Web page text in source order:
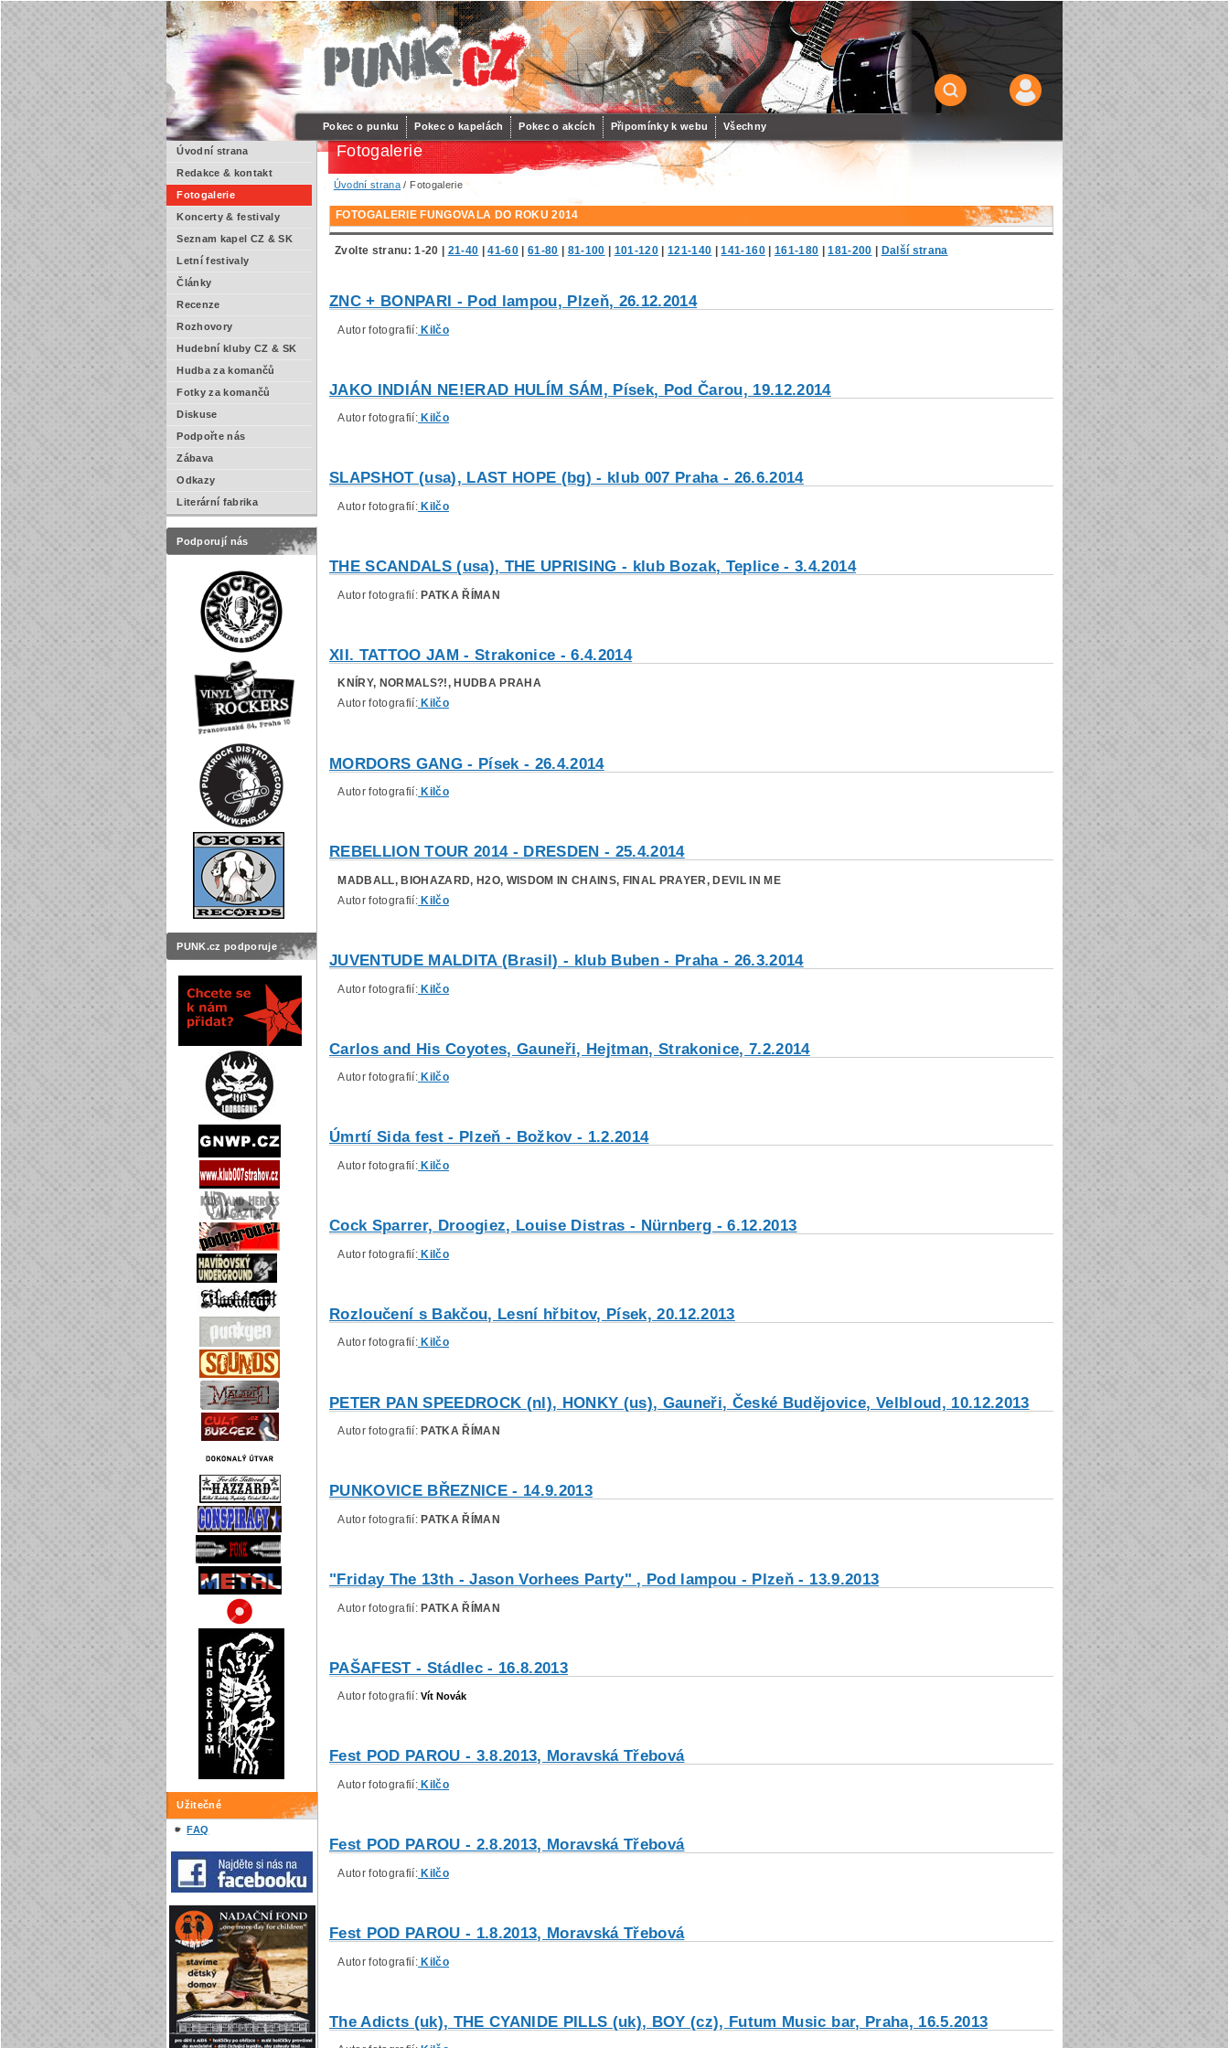
Pokec o punku Pokec o kapelách Pokec o akcích Připomínky k webu Všechny
Úvodní strana
Redakce & kontakt
Fotogalerie
Koncerty & festivaly
Seznam kapel CZ & SK
Letní festivaly
Články
Recenze
Rozhovory
Hudební kluby CZ & SK
Hudba za komančů
Fotky za komančů
Diskuse
Podpořte nás
Zábava
Odkazy
Literární fabrika
Podporují nás
PUNK.cz podporuje
Fotogalerie
Úvodní strana / Fotogalerie
Užitečné
FAQ
FOTOGALERIE FUNGOVALA DO ROKU 2014
Zvolte stranu:1-20 | 21-40 |41-60| 61-80 | 81-100 | 101-120 |121-140 |141-160| 161-180 |181-200 | Další strana
ZNC + BONPARI - Pod lampou, Plzeň, 26.12.2014
Autor fotografií:Kilčo
JAKO INDIÁN NE!ERAD HULÍM SÁM, Písek, Pod Čarou, 19.12.2014
Autor fotografií:Kilčo
SLAPSHOT (usa), LAST HOPE (bg) - klub 007 Praha - 26.6.2014
Autor fotografií:Kilčo
THE SCANDALS (usa), THE UPRISING - klub Bozak, Teplice - 3.4.2014
Autor fotografií:PATKA ŘÍMAN
XII. TATTOO JAM - Strakonice - 6.4.2014
KNÍRY, NORMALS?!, HUDBA PRAHA
Autor fotografií:Kilčo
MORDORS GANG - Písek - 26.4.2014
Autor fotografií:Kilčo
REBELLION TOUR 2014 - DRESDEN - 25.4.2014
MADBALL, BIOHAZARD, H2O, WISDOM IN CHAINS, FINAL PRAYER, DEVIL IN ME
Autor fotografií:Kilčo
JUVENTUDE MALDITA (Brasil) - klub Buben - Praha - 26.3.2014
Autor fotografií:Kilčo
Carlos and His Coyotes, Gauneři, Hejtman, Strakonice, 7.2.2014
Autor fotografií:Kilčo
Úmrtí Sida fest - Plzeň - Božkov - 1.2.2014
Autor fotografií:Kilčo
Cock Sparrer, Droogiez, Louise Distras - Nürnberg - 6.12.2013
Autor fotografií:Kilčo
Rozloučení s Bakčou, Lesní hřbitov, Písek, 20.12.2013
Autor fotografií:Kilčo
PETER PAN SPEEDROCK (nl), HONKY (us), Gauneři, České Budějovice, Velbloud, 10.12.2013
Autor fotografií: PATKA ŘÍMAN
PUNKOVICE BŘEZNICE - 14.9.2013
Autor fotografií: PATKA ŘÍMAN
"Friday The 13th - Jason Vorhees Party" , Pod lampou - Plzeň - 13.9.2013
Autor fotografií:PATKA ŘÍMAN
PAŠAFEST - Stádlec - 16.8.2013
Autor fotografií:Vít Novák
Fest POD PAROU - 3.8.2013, Moravská Třebová
Autor fotografií:Kilčo
Fest POD PAROU - 2.8.2013, Moravská Třebová
Autor fotografií:Kilčo
Fest POD PAROU - 1.8.2013, Moravská Třebová
Autor fotografií:Kilčo
The Adicts (uk), THE CYANIDE PILLS (uk), BOY (cz), Futum Music bar, Praha, 16.5.2013